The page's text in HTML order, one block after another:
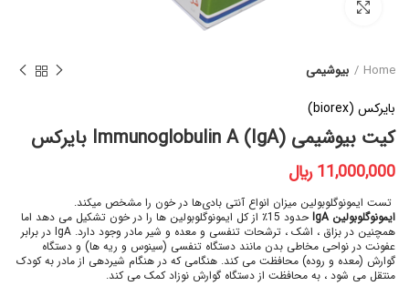
برای بزرگنمایی کلیک کنید
Home بیوشیمی
بایرکس (biorex)
کیت بیوشیمی Immunoglobulin A (IgA) بایرکس
﷼
تست ایمونوگلوبولین‌ میزان انواع آنتی بادی‌ها در خون را مشخص میکند.
ایمونوگلوبولین IgA
حدود 15٪ از کل ایمونوگلوبولین ها را در خون تشکیل می دهد اما
همچنین در بزاق ، اشک ، ترشحات تنفسی و معده و شیر مادر وجود دارد. IgA در برابر
عفونت در نواحی مخاطی بدن مانند دستگاه تنفسی (سینوس و ریه ها) و دستگاه
گوارش (معده و روده) محافظت می کند. هنگامی که در هنگام شیردهی از مادر به کودک
منتقل می شود ، به محافظت از دستگاه گوارش نوزاد کمک می کند.